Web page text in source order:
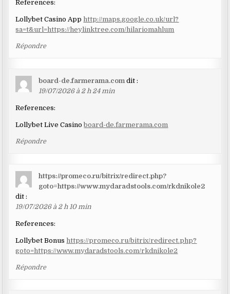
References:
Lollybet Casino Apphttp://maps.google.co.uk/url?
sa=t&url=https://heylinktree.com/hilariomahlum
Répondre
board-de.farmerama.com dit :
19/07/2026 à 2 h 24 min
References:
Lollybet Live Casinoboard-de.farmerama.com
Répondre
https://promeco.ru/bitrix/redirect.php?
goto=https://www.mydaradstools.com/rkdnikole2
dit :
19/07/2026 à 2 h 10 min
References:
Lollybet Bonushttps://promeco.ru/bitrix/redirect.php?
goto=https://www.mydaradstools.com/rkdnikole2
Répondre